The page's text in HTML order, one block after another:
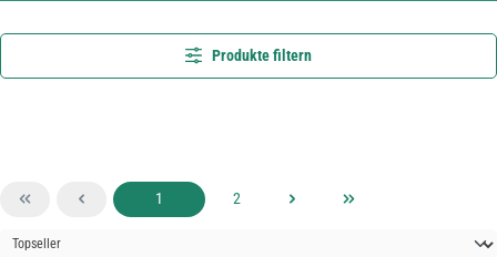
Produkte filtern
Seite
1 Seite
2